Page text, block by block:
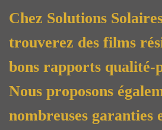
Chez Solutions
trouverez des films
bons rapports qualité-
Nous proposons
nombreuses garanties